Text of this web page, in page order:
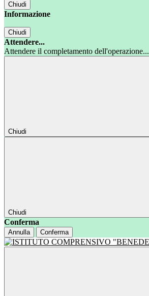
Chiudi
Informazione
Chiudi
Attendere...
Attendere il completamento dell'operazione...
Chiudi
Chiudi
Conferma
Annulla Conferma